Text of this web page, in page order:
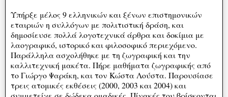
Υπήρξε μέλος 9 ελληνικών και ξένων επιστημονικών
εταιριών η συλλόγων με πολιτιστική δράση, και
δημοσίευσε πολλά λογοτεχνικά άρθρα και δοκίμια με
λαογραφικό, ιστορικό και φιλοσοφικό περιεχόμενο.
Παράλληλα ασχολήθηκε με τη ζωγραφική και την
καλλιτεχνική μακέτα. Πήρε μαθήματα ζωγραφικής από
το Γιώργο Ψαράκη, και τον Κώστα Λούστα. Παρουσίασε
τρεις ατομικές εκθέσεις (2000, 2003 και 2004) και